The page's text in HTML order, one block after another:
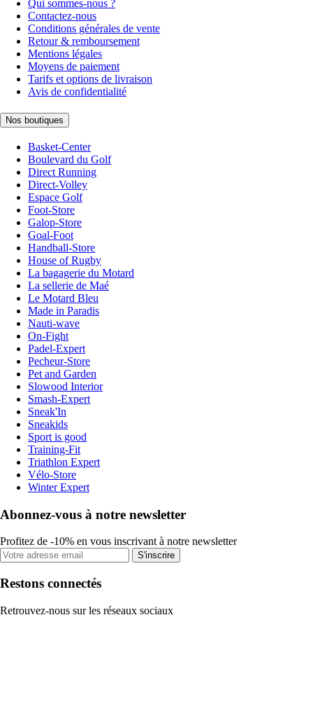
Qui sommes-nous ?
Contactez-nous
Conditions générales de vente
Retour & remboursement
Mentions légales
Moyens de paiement
Tarifs et options de livraison
Avis de confidentialité
Nos boutiques
Basket-Center
Boulevard du Golf
Direct Running
Direct-Volley
Espace Golf
Foot-Store
Galop-Store
Goal-Foot
Handball-Store
House of Rugby
La bagagerie du Motard
La sellerie de Maé
Le Motard Bleu
Made in Paradis
Nauti-wave
On-Fight
Padel-Expert
Pecheur-Store
Pet and Garden
Slowood Interior
Smash-Expert
Sneak'In
Sneakids
Sport is good
Training-Fit
Triathlon Expert
Vélo-Store
Winter Expert
Abonnez-vous à notre newsletter
Profitez de -10% en vous inscrivant à notre newsletter
S'inscrire
Restons connectés
Retrouvez-nous sur les réseaux sociaux